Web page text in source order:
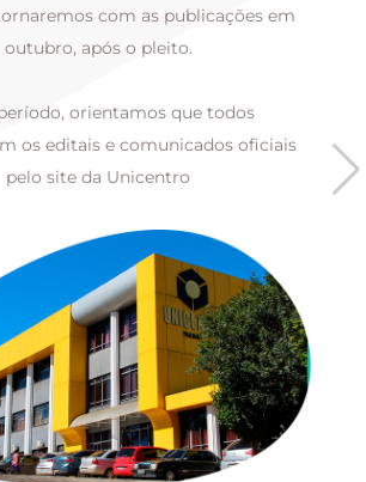
com as publicações em
outubro, após o pleito.
orientamos que todos
os editais e comunicados oficiais
pelo site da Unicentro